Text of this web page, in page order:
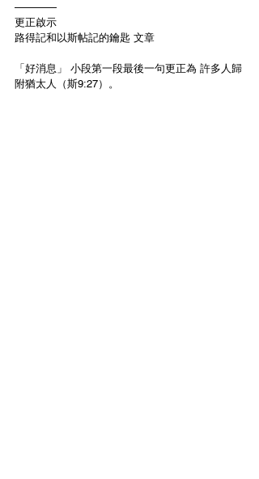
————
更正啟示
路得記和以斯帖記的鑰匙 文章
「好消息」 小段第一段最後一句更正為 許多人歸
附猶太人（斯9:27）。